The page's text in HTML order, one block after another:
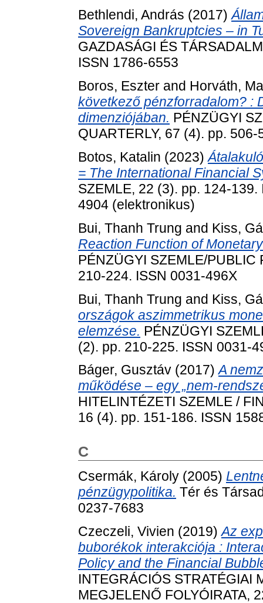
Bethlendi, András (2017)
Sovereign Bankruptcies – in
GAZDASÁGI ÉS
ISSN 1786-6553
Boros, Eszter and Horváth,
következő pénzforradalom? :
dimenziójában. PÉNZÜGYI
QUARTERLY, 67 (4). pp.
Botos, Katalin (2023)
= The International Financial
SZEMLE, 22 (3). pp. 124-
4904 (elektronikus)
Bui, Thanh Trung and Kiss,
Reaction Function of
PÉNZÜGYI SZEMLE/PUBLIC
210-224. ISSN 0031-496X
Bui, Thanh Trung and Kiss,
országok aszimmetrikus
elemzése. PÉNZÜGYI
(2). pp. 210-225. ISSN 0031-
Báger, Gusztáv (2017)A
működése – egy „nem-
HITELINTÉZETI SZEMLE /
16 (4). pp. 151-186. ISSN
C
Csermák, Károly (2005)
pénzügypolitika. Tér és
0237-7683
Czeczeli, Vivien (2019)Az
buborékok interakciója :
Policy and the Financial
INTEGRÁCIÓS STRATÉGIAI
MEGJELENŐ FOLYÓIRATA,